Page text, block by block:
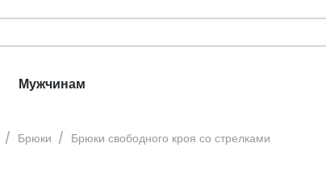
Мужчинам
/ Брюки / Брюки свободного кроя со стрелками